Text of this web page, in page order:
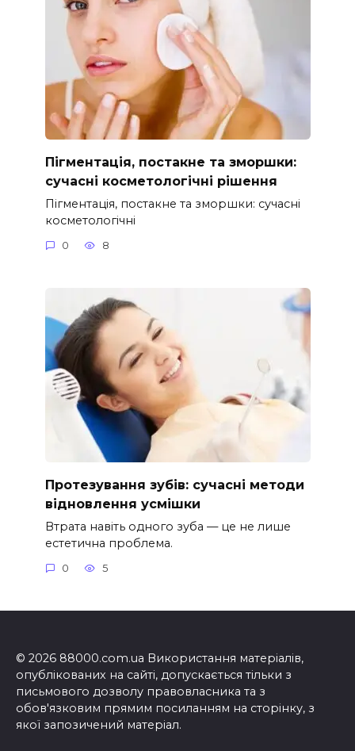
Пігментація, постакне та зморшки:
сучасні косметологічні рішення
Пігментація, постакне та зморшки: сучасні
косметологічні
0 8
Протезування зубів: сучасні методи
відновлення усмішки
Втрата навіть одного зуба — це не лише
естетична проблема.
0 5
© 2026 88000.com.ua Використання матеріалів,
опублікованих на сайті, допускається тільки з
письмового дозволу правовласника та з
обов'язковим прямим посиланням на сторінку, з
якої запозичений матеріал.